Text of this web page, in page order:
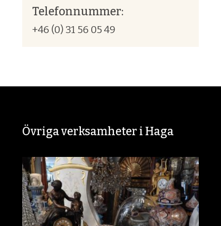
Telefonnummer:
+46 (0) 31 56 05 49
Övriga verksamheter i Haga